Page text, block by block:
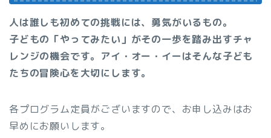
人は誰しも初めての挑戦には、勇気がいるもの。
子どもの「やってみたい」がその一歩を踏み出すチャ
レンジの機会です。アイ・オー・イーはそんな子ども
たちの冒険心を大切にします。
各プログラム定員がございますので、お申し込みはお
早めにお願いします。